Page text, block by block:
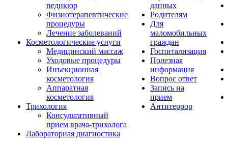
педикюр
Физиотерапевтические
процедуры
Лечение заболеваний
Косметологические услуги
Медицинский массаж
Уходовые процедуры
Инъекционная
косметология
Аппаратная
косметология
Трихология
Консультативный
прием врача-трихолога
Лабораторная диагностика
данных
Родителям
Для
маломобильных
граждан
Госпитализация
Полезная
информация
Вопрос ответ
Запись на
прием
Антитеррор